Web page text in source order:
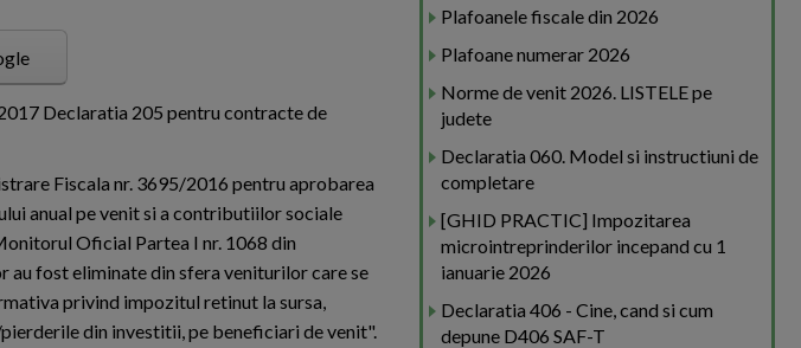
Declaratia 205 pentru contracte de
Fiscala nr. 3695/2016 pentru aprobarea
anual pe venit si a contributiilor sociale
Oficial Partea I nr. 1068 din
fost eliminate din sfera veniturilor care se
privind impozitul retinut la sursa,
din investitii, pe beneficiari de venit".
Plafoanele fiscale din 2026
Plafoane numerar 2026
Norme de venit 2026. LISTELE pe
judete
Declaratia 060. Model si instructiuni de
completare
[GHID PRACTIC] Impozitarea
microintreprinderilor incepand cu 1
ianuarie 2026
Declaratia 406 - Cine, cand si cum
depune D406 SAF-T